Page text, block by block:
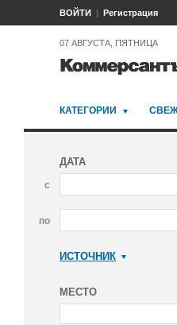
ВОЙТИ Регистрация
07 АВГУСТА, ПЯТНИЦА
КАТЕГОРИИ
ДАТА
с
по
ИСТОЧНИК
МЕСТО